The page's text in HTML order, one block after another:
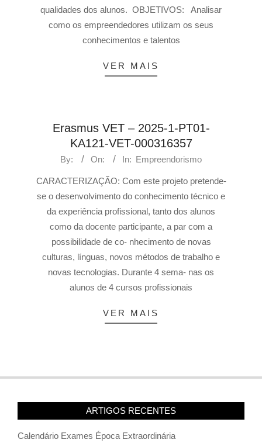
qualidades dos alunos. OBJETIVOS: Analisar
como os empreendedores utilizam os seus
conhecimentos e talentos
VER MAIS
Erasmus VET – 2025-1-PT01-
KA121-VET-000316357
By: On: In: Empreendorismo
CARACTERIZAÇÃO: Com este projeto pretende-
se o desenvolvimento do conhecimento técnico e
da experiência profissional, tanto dos alunos
como da docente participante, a par com a
possibilidade de co- nhecimento de novas
culturas, línguas, novos métodos de trabalho e
novas tecnologias. Durante 4 sema- nas os
alunos de 4 cursos profissionais
VER MAIS
ARTIGOS RECENTES
Calendário Exames Época Extraordinária